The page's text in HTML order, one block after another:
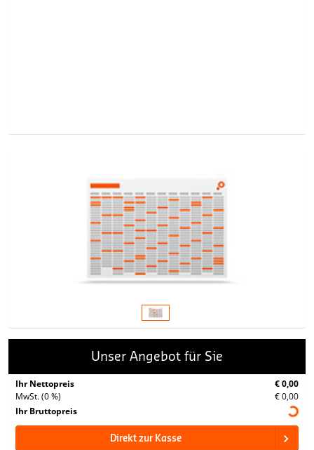
Unser Angebot für Sie
Ihr Nettopreis
€ 0,00
MwSt. (0 %)
€ 0,00
Ihr Bruttopreis
Direkt zur Kasse